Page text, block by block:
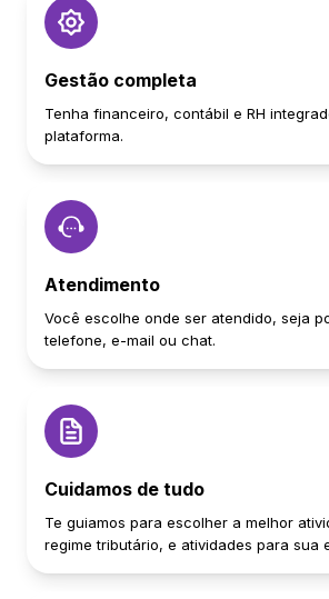
Gestão completa
Tenha financeiro, contábil e RH
plataforma.
Atendimento
Você escolhe onde ser atendido, seja
telefone, e-mail ou chat.
Cuidamos de tudo
Te guiamos para escolher a melhor
regime tributário, e atividades para sua